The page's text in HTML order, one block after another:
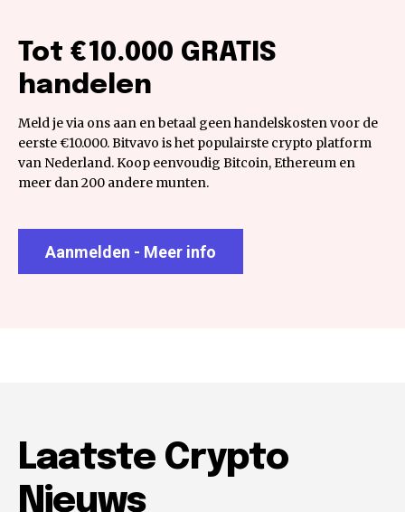
Tot €10.000 GRATIS
handelen
Meld je via ons aan en betaal geen handelskosten voor de
eerste €10.000. Bitvavo is het populairste crypto platform
van Nederland. Koop eenvoudig Bitcoin, Ethereum en
meer dan 200 andere munten.
Aanmelden - Meer info
Laatste Crypto
Nieuws